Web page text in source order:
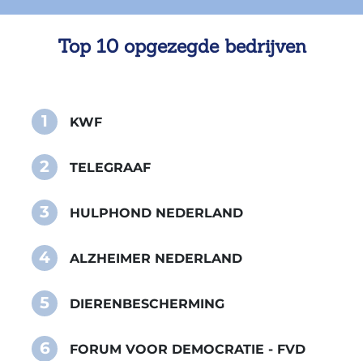
Top 10 opgezegde bedrijven
1 KWF
2 TELEGRAAF
3 HULPHOND NEDERLAND
4 ALZHEIMER NEDERLAND
5 DIERENBESCHERMING
6 FORUM VOOR DEMOCRATIE - FVD